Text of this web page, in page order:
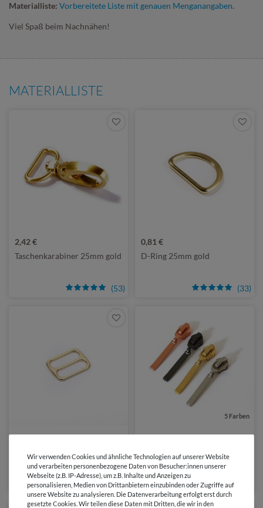
Materialliste: Vorbereitete Liste mit genauen Menganangaben.
Viel Spaß beim Nachnähen!
MATERIALLISTE
(53)
2,42 €
Taschenkarabiner 25mm gold
(33)
0,81 €
D-Ring 25mm gold
(8)
0,86 €
Schieber 25mm - Maxi
Schieber gold
5 Farben
1,95 €
Zipper lang - für 6,5mm
Raupe
Wir verwenden Cookies und ähnliche Technologien auf unserer Website
und verarbeiten personenbezogene Daten von Besucher:innen unserer
Webseite (z.B. IP-Adresse), um z.B. Inhalte und Anzeigen zu
personalisieren, Medien von Drittanbietern einzubinden oder Zugriffe auf
unsere Website zu analysieren. Die Datenverarbeitung erfolgt erst durch
gesetzte Cookies. Wir teilen diese Daten mit Dritten, die wir in den